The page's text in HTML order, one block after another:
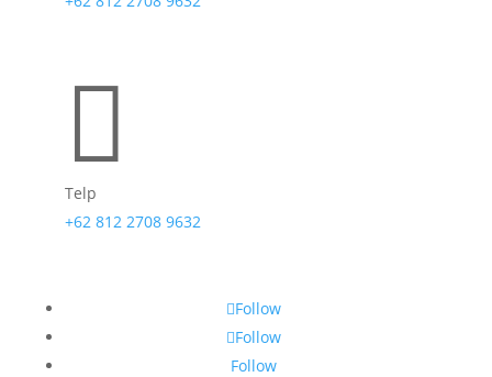

Telp
+62 812 2708 9632
Follow
Follow
Follow